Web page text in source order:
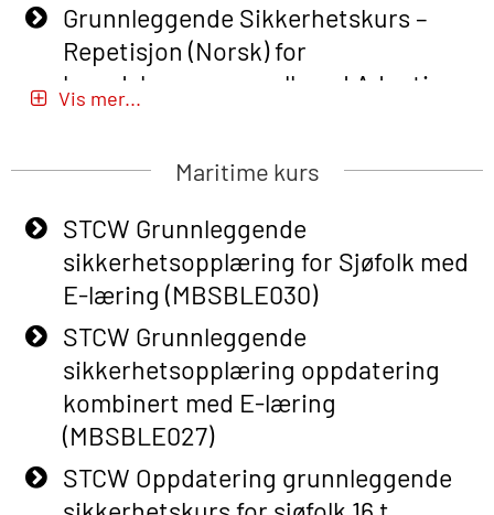
Grunnleggende Sikkerhetskurs –
Repetisjon (Norsk) for
beredskapspersonell med Adaptive
E-læring (OBSBLE051)
Basic Safety Training (English) – with
Adaptive E-learning (OBSBLE047)
Basic Safety Training – Refresher
Course (English) with E-learning
(OBSBLE048)
Basic Safety Training – Refresher
Course (English) (OBS1063)
Basic Safety Training – Refresher
Course (English) for emergency
response personnel with Adaptive E-
Vis mer...
Maritime kurs
STCW Grunnleggende
sikkerhetsopplæring for Sjøfolk med
E-læring (MBSBLE030)
STCW Grunnleggende
sikkerhetsopplæring oppdatering
kombinert med E-læring
(MBSBLE027)
STCW Oppdatering grunnleggende